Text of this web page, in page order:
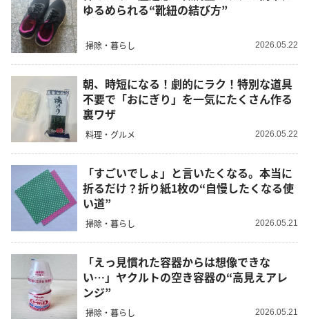
ゆるめられる“靴紐の結び方”
掃除・暮らし 2026.05.22
朝、時短になる！劇的にラク！特別な道具
不要で「おにぎり」を一気にたくさん作る
裏ワザ
料理・グルメ 2026.05.22
「すごいでしょ」と言いたくなる。本当に
折るだけ？折り紙1枚の“自慢したくなる使
い道”
掃除・暮らし 2026.05.21
「えっ見慣れた容器からは想像できな
い…」ヤクルトの空き容器の“高見えアレ
ンジ”
掃除・暮らし 2026.05.21